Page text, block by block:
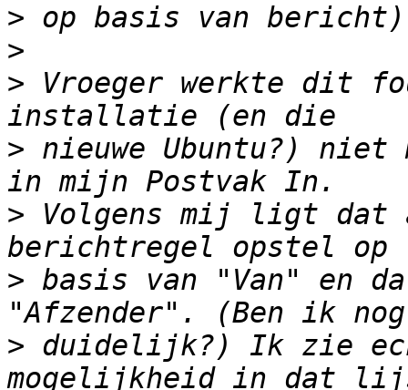
>
>
> Vroeger werkte dit
> nieuwe Ubuntu?) niet
> Volgens mij ligt dat
> basis van "Van" en
> duidelijk?) Ik zie